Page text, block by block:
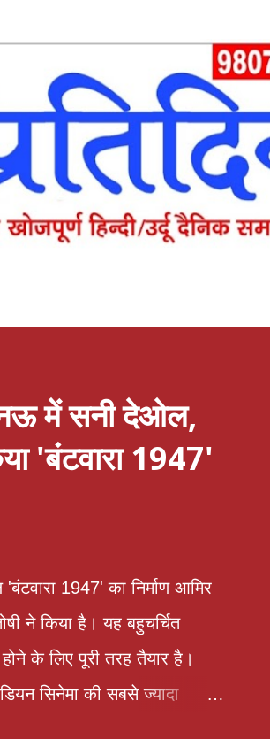
में सनी देओल,
'बंटवारा 1947'
1947' का निर्माण आमिर
ने किया है। यह बहुचर्चित
के लिए पूरी तरह तैयार है।
सिनेमा की सबसे ज्यादा